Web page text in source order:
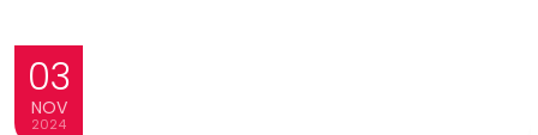
03
NOV
2024